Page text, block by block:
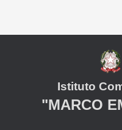
Istituto
"MARCO